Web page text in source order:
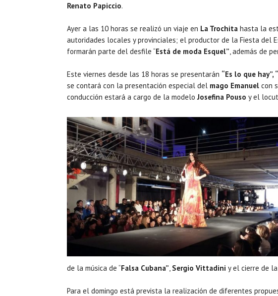
Renato Papiccio.
Ayer a las 10 horas se realizó un viaje en La Trochita hasta la
autoridades locales y provinciales; el productor de la Fiesta del
formarán parte del desfile “Está de moda Esquel”, además de
Este viernes desde las 18 horas se presentarán “Es lo que
se contará con la presentación especial del mago Emanuel con
conducción estará a cargo de la modelo Josefina Pouso y el
de la música de “Falsa Cubana”, Sergio Vittadini y el cierre de
Para el domingo está prevista la realización de diferentes